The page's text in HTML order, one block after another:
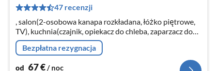
47 recenzji
, salon(2-osobowa kanapa rozkładana, łóżko piętrowe,
TV), kuchnia(czajnik, opiekacz do chleba, zaparzacz do
kawy, piekarnik, kuchenka mikrofalowa, lodówka, ),
łazienka(prysznic)
Bezpłatna rezygnacja
od 67€/ noc